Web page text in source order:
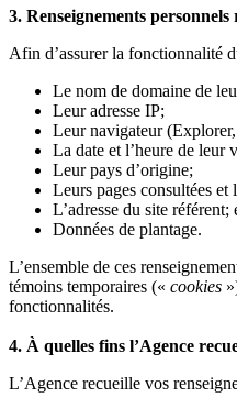
3. Renseignements
Afin d’assurer la fonctionnalité
Le nom de domaine de
Leur adresse IP;
Leur navigateur
La date et l’heure de leur
Leur pays d’origine;
Leurs pages consultées et
L’adresse du site référent;
Données de plantage.
L’ensemble de ces
témoins temporaires (« cookies
fonctionnalités.
4. À quelles fins l’Agence
L’Agence recueille vos